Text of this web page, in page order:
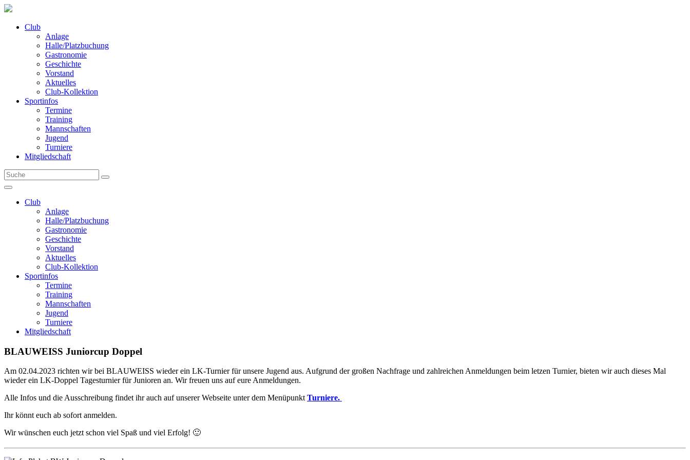
Club
Anlage
Halle/Platzbuchung
Gastronomie
Geschichte
Vorstand
Aktuelles
Club-Kollektion
Sportinfos
Termine
Training
Mannschaften
Jugend
Turniere
Mitgliedschaft
Club
Anlage
Halle/Platzbuchung
Gastronomie
Geschichte
Vorstand
Aktuelles
Club-Kollektion
Sportinfos
Termine
Training
Mannschaften
Jugend
Turniere
Mitgliedschaft
BLAUWEISS Juniorcup Doppel
Am 02.04.2023 richten wir bei BLAUWEISS wieder ein LK-Turnier für unsere Jugend aus. Aufgrund der großen Nachfrage und zahlreichen Anmeldungen beim letzen Turnier, bieten wir auch dieses Mal
wieder ein LK-Doppel Tagesturnier für Junioren an. Wir freuen uns auf eure Anmeldungen.
Alle Infos und die Ausschreibung findet ihr auch auf unserer Webseite unter dem MenüpunktTurniere.
Ihr könnt euch ab sofort anmelden.
Wir wünschen euch jetzt schon viel Spaß und viel Erfolg! 🙂